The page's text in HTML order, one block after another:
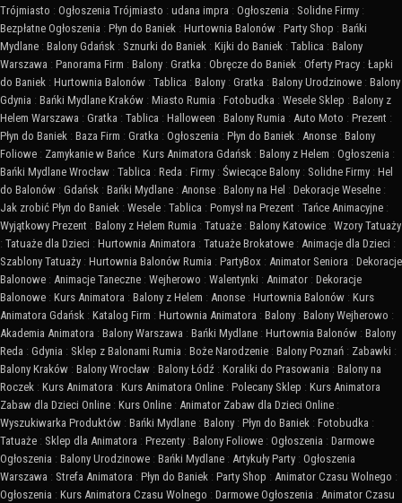
Trójmiasto : Ogłoszenia Trójmiasto : udana impra : Ogłoszenia : Solidne Firmy :
Bezpłatne Ogłoszenia : Płyn do Baniek : Hurtownia Balonów : Party Shop : Bańki
Mydlane : Balony Gdańsk : Sznurki do Baniek : Kijki do Baniek : Tablica : Balony
Warszawa : Panorama Firm : Balony : Gratka : Obręcze do Baniek : Oferty Pracy : Łapki
do Baniek : Hurtownia Balonów : Tablica : Balony : Gratka : Balony Urodzinowe : Balony
Gdynia : Bańki Mydlane Kraków : Miasto Rumia : Fotobudka : Wesele Sklep : Balony z
Helem Warszawa : Gratka : Tablica : Halloween : Balony Rumia : Auto Moto : Prezent :
Płyn do Baniek : Baza Firm : Gratka : Ogłoszenia : Płyn do Baniek : Anonse : Balony
Foliowe : Zamykanie w Bańce : Kurs Animatora Gdańsk : Balony z Helem : Ogłoszenia :
Bańki Mydlane Wrocław : Tablica : Reda : Firmy : Świecące Balony : Solidne Firmy : Hel
do Balonów : Gdańsk : Bańki Mydlane : Anonse : Balony na Hel : Dekoracje Weselne :
Jak zrobić Płyn do Baniek : Wesele : Tablica : Pomysł na Prezent : Tańce Animacyjne :
Wyjątkowy Prezent : Balony z Helem Rumia : Tatuaże : Balony Katowice : Wzory Tatuaży
: Tatuaże dla Dzieci : Hurtownia Animatora : Tatuaże Brokatowe : Animacje dla Dzieci :
Szablony Tatuaży : Hurtownia Balonów Rumia : PartyBox : Animator Seniora : Dekoracje
Balonowe : Animacje Taneczne : Wejherowo : Walentynki : Animator : Dekoracje
Balonowe : Kurs Animatora : Balony z Helem : Anonse : Hurtownia Balonów : Kurs
Animatora Gdańsk : Katalog Firm : Hurtownia Animatora : Balony : Balony Wejherowo :
Akademia Animatora : Balony Warszawa : Bańki Mydlane : Hurtownia Balonów : Balony
Reda : Gdynia : Sklep z Balonami Rumia : Boże Narodzenie : Balony Poznań : Zabawki :
Balony Kraków : Balony Wrocław : Balony Łódź : Koraliki do Prasowania : Balony na
Roczek : Kurs Animatora : Kurs Animatora Online : Polecany Sklep : Kurs Animatora
Zabaw dla Dzieci Online : Kurs Online : Animator Zabaw dla Dzieci Online :
Wyszukiwarka Produktów : Bańki Mydlane : Balony : Płyn do Baniek : Fotobudka :
Tatuaże : Sklep dla Animatora : Prezenty : Balony Foliowe : Ogłoszenia : Darmowe
Ogłoszenia : Balony Urodzinowe : Bańki Mydlane : Artykuły Party : Ogłoszenia
Warszawa : Strefa Animatora : Płyn do Baniek : Party Shop : Animator Czasu Wolnego :
Ogłoszenia : Kurs Animatora Czasu Wolnego : Darmowe Ogłoszenia : Animator Czasu